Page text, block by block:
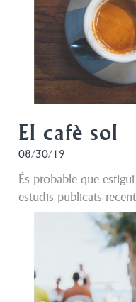
El cafè sol
08/30/19
És probable que
estudis publicats